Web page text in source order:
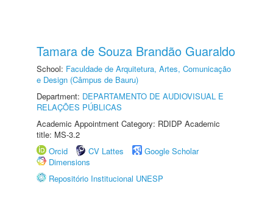
Tamara de Souza Brandão Guaraldo
School: Faculdade de Arquitetura, Artes, Comunicação
e Design (Câmpus de Bauru)
Department: DEPARTAMENTO DE AUDIOVISUAL E
RELAÇÕES PÚBLICAS
Academic Appointment Category: RDIDP Academic
title: MS-3.2
Orcid
CV Lattes
Google Scholar
Dimensions
Repositório Institucional UNESP